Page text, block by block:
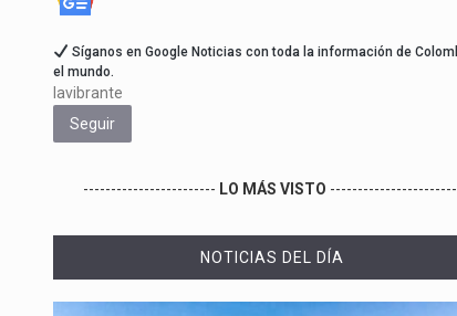
Síganos en Google Noticias con toda la información de
el mundo.
lavibrante
Seguir
------------------------ LO MÁS VISTO
NOTICIAS DEL DÍA